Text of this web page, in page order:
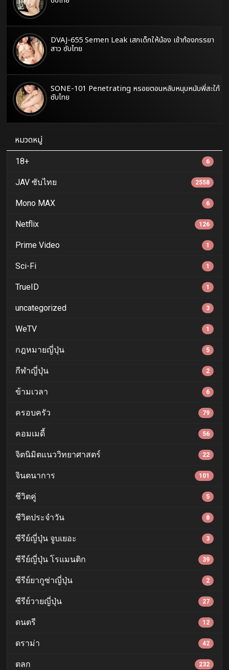
DVAJ-655 Semen Leak เสกเด็กให้น้อง เข้าท้องภรรยา
สาว ซับไทย
SONE-101 Penetrating หรอยตอนหลับหนุบหนับพี่สะใภ้
ซับไทย
หมวดหมู่
18+ 6
JAV ซับไทย 2558
Mono MAX 6
Netflix 126
Prime Video 1
Sci-Fi 1
TrueID 1
uncategorized 3
WeTV 1
กฎหมายญี่ปุ่น 5
กีฬาญี่ปุ่น 2
ข้ามเวลา 6
ครอบครัว 79
คอมเมดี้ 56
จิตนิมิตแนววิทยาศาสตร์ 22
จินตนาการ 101
ชีวิตคู่ 5
ชีวิตประจำวัน 8
ซีรีย์ญี่ปุ่น จูบเยอะ 3
ซีรีย์ญี่ปุ่น โรแมนติก 39
ซีรีย์ยากูซ่าญี่ปุ่น 2
ซีรีย์วายญี่ปุ่น 27
ดนตรี 12
ดราม่า 42
ตลก 232